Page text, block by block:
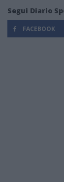
Segui Diario
FACEBOOK